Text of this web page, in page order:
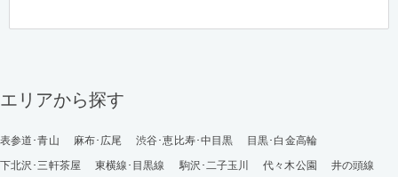
エリアから探す
表参道･青山 麻布･広尾 渋谷･恵比寿･中目黒
目黒･白金高輪
下北沢･三軒茶屋
東横線･目黒線 駒沢･二子玉川 代々木公園
井の頭線